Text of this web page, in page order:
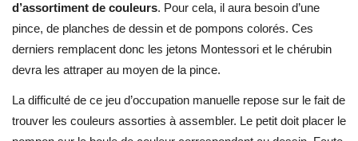
d’assortiment de couleurs. Pour cela, il aura besoin d’une
pince, de planches de dessin et de pompons colorés. Ces
derniers remplacent donc les jetons Montessori et le chérubin
devra les attraper au moyen de la pince.
La difficulté de ce jeu d’occupation manuelle repose sur le fait de
trouver les couleurs assorties à assembler. Le petit doit placer le